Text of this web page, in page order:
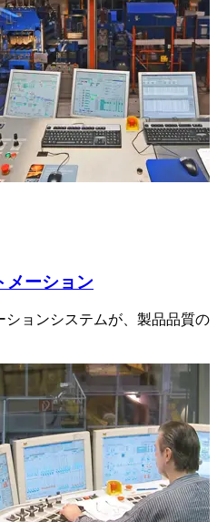
メーション
ションシステムが、製品品質